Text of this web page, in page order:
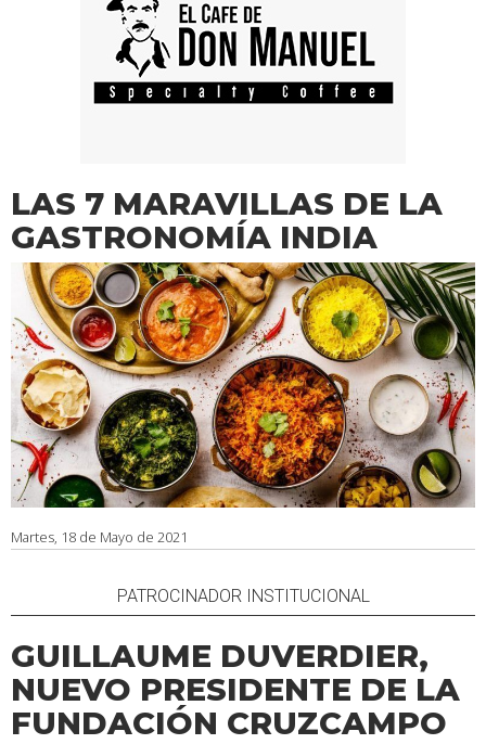
LAS 7 MARAVILLAS DE LA
GASTRONOMÍA INDIA
Martes, 18 de Mayo de 2021
PATROCINADOR INSTITUCIONAL
GUILLAUME DUVERDIER,
NUEVO PRESIDENTE DE LA
FUNDACIÓN CRUZCAMPO